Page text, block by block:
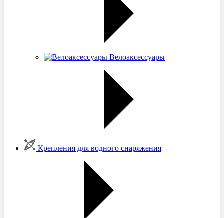
Велоаксессуары
Крепления для водного снаряжения